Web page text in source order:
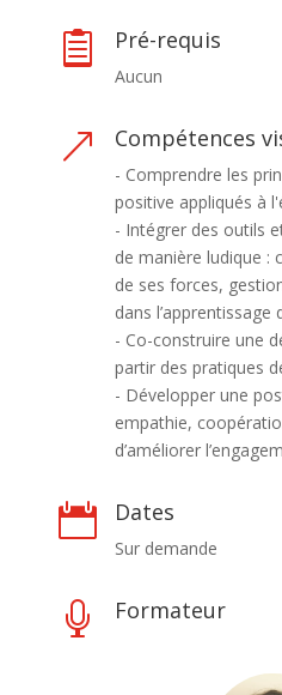
 Pré-requis
Aucun
& Compétences
- Comprendre les
positive appliqués à
- Intégrer des outils
de manière ludique :
de ses forces,
dans l’apprentissage
- Co-construire une
partir des pratiques
- Développer une
empathie,
d’améliorer
 Dates
Sur demande
 Formateur